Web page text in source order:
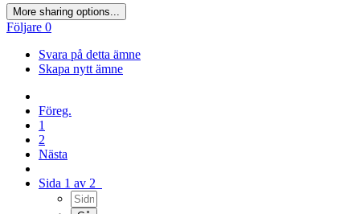
More sharing options...
Följare 0
Svara på detta ämne
Skapa nytt ämne
Föreg.
1
2
Nästa
Sida 1 av 2